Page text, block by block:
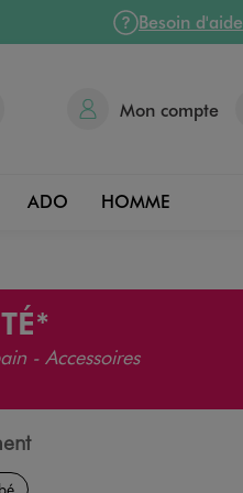
Besoin d'aide
Mon compte
ADO HOMME
- Accessoires